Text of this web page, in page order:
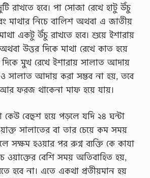
রাখতে হবে। পা সোজা রেখে হাটু উঁচু
মাথার নিচে বালিশ অথবা এ জাতীয়
একটু উঁচু রাখতে হবে। শুয়ে ইশারায়
উত্তর দিকে মাথা রেখে কাত হয়ে
মুখ রেখে ইশারায় সালাত আদায়
ও সালাত আদায় করা সম্ভব না হয়, তবে
ফরজ থাকেনা মাফ হয়ে যায়।
কেউ বেহুশ হয়ে পড়লে যদি ২৪ ঘন্টা
সালাতের বা তার চেয়ে কম সময়
সক্ষম হওয়ার পর রুগ্ন ব্যক্তি কে কাযা
ওয়াক্তের বেশি সময় অতিবাহিত হয়,
হবে না। এতে একথা প্রতীয়মান হয়